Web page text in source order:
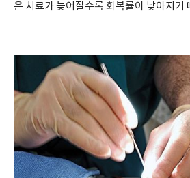
은 치료가 늦어질수록 회복률이 낮아지기